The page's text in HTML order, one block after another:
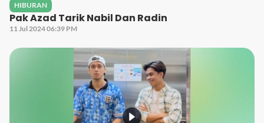
HIBURAN
Pak Azad Tarik Nabil Dan Radin
11 Jul 2024 06:39 PM